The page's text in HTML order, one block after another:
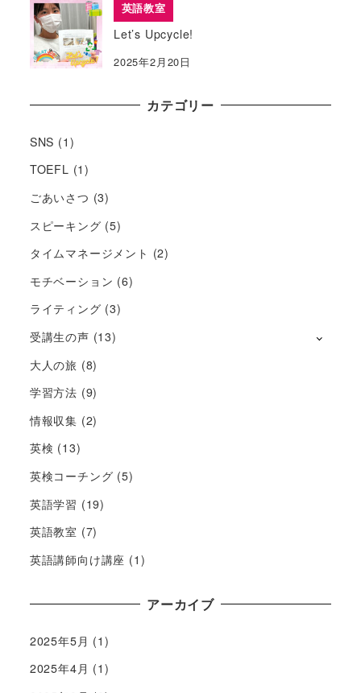
英語教室
Let’s Upcycle!
2025年2月20日
カテゴリー
SNS (1)
TOEFL (1)
ごあいさつ (3)
スピーキング (5)
タイムマネージメント (2)
モチベーション (6)
ライティング (3)
受講生の声 (13)
大人の旅 (8)
学習方法 (9)
情報収集 (2)
英検 (13)
英検コーチング (5)
英語学習 (19)
英語教室 (7)
英語講師向け講座 (1)
アーカイブ
2025年5月 (1)
2025年4月 (1)